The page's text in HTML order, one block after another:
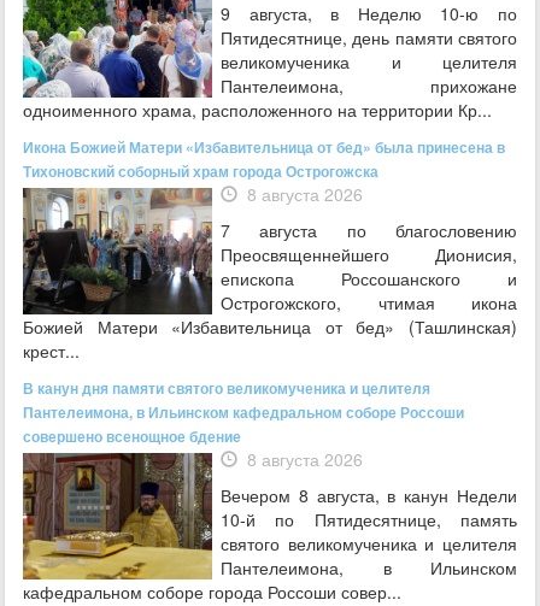
9 августа, в Неделю 10-ю по
Пятидесятнице, день памяти святого
великомученика и целителя
Пантелеимона, прихожане
одноименного храма, расположенного на территории Кр...
Икона Божией Матери «Избавительница от бед» была принесена в
Тихоновский соборный храм города Острогожска
8 августа 2026
7 августа по благословению
Преосвященнейшего Дионисия,
епископа Россошанского и
Острогожского, чтимая икона
Божией Матери «Избавительница от бед» (Ташлинская)
крест...
В канун дня памяти святого великомученика и целителя
Пантелеимона, в Ильинском кафедральном соборе Россоши
совершено всенощное бдение
8 августа 2026
Вечером 8 августа, в канун Недели
10-й по Пятидесятнице, память
святого великомученика и целителя
Пантелеимона, в Ильинском
кафедральном соборе города Россоши совер...